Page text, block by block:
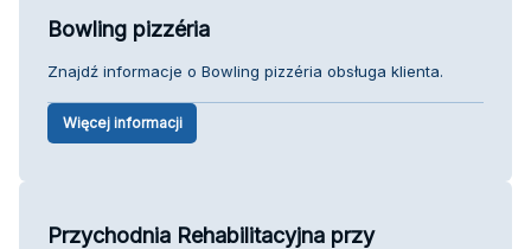
Bowling pizzéria
Znajdź informacje o Bowling pizzéria obsługa klienta.
Więcej informacji
Przychodnia Rehabilitacyjna przy